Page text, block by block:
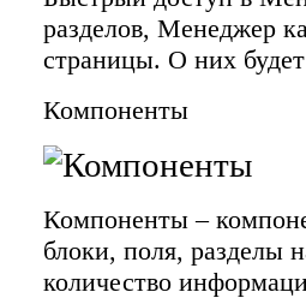
разделов, Менеджер
страницы. О них
Компоненты
Компоненты –
блоки, поля, разделы
количество